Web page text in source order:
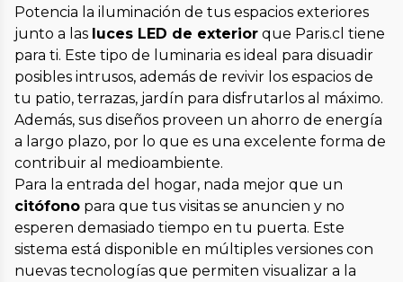
Potencia la iluminación de tus espacios exteriores
junto a las luces LED de exterior que Paris.cl tiene
para ti. Este tipo de luminaria es ideal para disuadir
posibles intrusos, además de revivir los espacios de
tu patio, terrazas, jardín para disfrutarlos al máximo.
Además, sus diseños proveen un ahorro de energía
a largo plazo, por lo que es una excelente forma de
contribuir al medioambiente.
Para la entrada del hogar, nada mejor que un
citófono para que tus visitas se anuncien y no
esperen demasiado tiempo en tu puerta. Este
sistema está disponible en múltiples versiones con
nuevas tecnologías que permiten visualizar a la